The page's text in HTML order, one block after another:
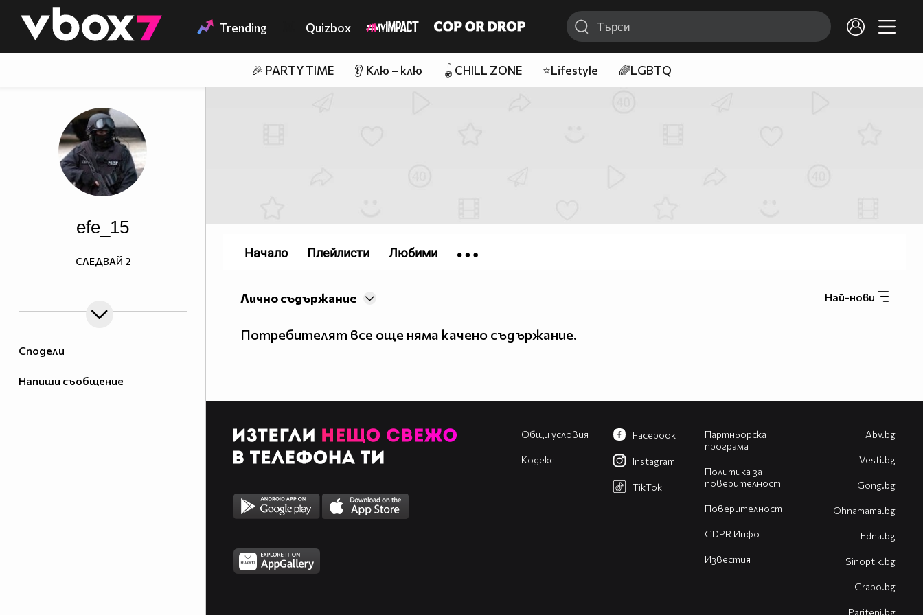
👾 Trending Quizbox
🎉 PARTY TIME 👂 Клю – клю 🪀CHILL ZONE ⭐Lifestyle 🌈LGBTQ
Сподели
Напиши съобщение
efe_15
СЛЕДВАЙ 2
Най-нови
Лично съдържание
Потребителят все още няма качено съдържание.
Начало Плейлисти Любими
Общи условия
Кодекс
Партньорска
програма
Политика за
поверителност
Поверителност
GDPR Инфо
Известия
Facebook
Instagram
TikTok
Abv.bg
Vesti.bg
Gong.bg
Оhnamama.bg
Edna.bg
Sinoptik.bg
Grabo.bg
Pariteni.bg